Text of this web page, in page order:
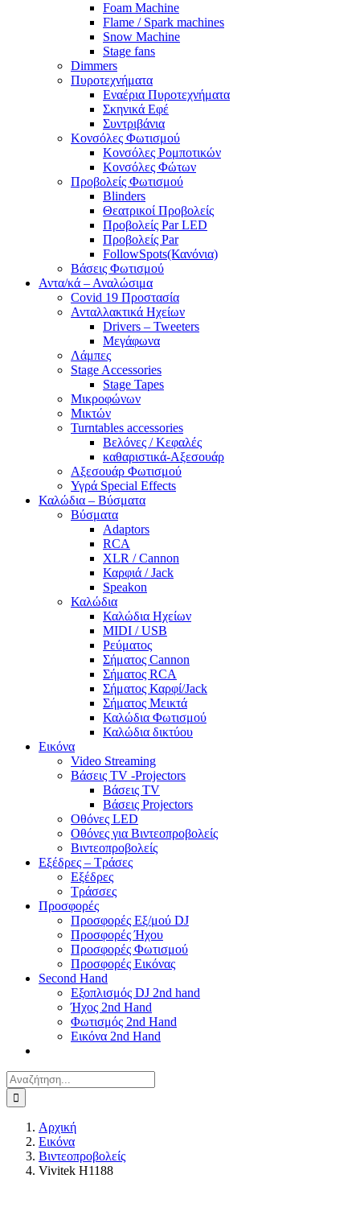
Foam Machine
Flame / Spark machines
Snow Machine
Stage fans
Dimmers
Πυροτεχνήματα
Εναέρια Πυροτεχνήματα
Σκηνικά Εφέ
Συντριβάνια
Κονσόλες Φωτισμού
Κονσόλες Ρομποτικών
Κονσόλες Φώτων
Προβολείς Φωτισμού
Blinders
Θεατρικοί Προβολείς
Προβολείς Par LED
Προβολείς Par
FollowSpots(Κανόνια)
Βάσεις Φωτισμού
Αντα/κά – Αναλώσιμα
Covid 19 Προστασία
Ανταλλακτικά Ηχείων
Drivers – Tweeters
Μεγάφωνα
Λάμπες
Stage Accessories
Stage Tapes
Μικροφώνων
Μικτών
Turntables accessories
Βελόνες / Κεφαλές
καθαριστικά-Αξεσουάρ
Αξεσουάρ Φωτισμού
Υγρά Special Effects
Καλώδια – Βύσματα
Βύσματα
Adaptors
RCA
XLR / Cannon
Καρφιά / Jack
Speakon
Καλώδια
Καλώδια Ηχείων
MIDI / USB
Ρεύματος
Σήματος Cannon
Σήματος RCA
Σήματος Καρφί/Jack
Σήματος Μεικτά
Καλώδια Φωτισμού
Καλώδια δικτύου
Εικόνα
Video Streaming
Βάσεις TV -Projectors
Βάσεις TV
Βάσεις Projectors
Οθόνες LED
Οθόνες για Βιντεοπροβολείς
Βιντεοπροβολείς
Εξέδρες – Τράσες
Εξέδρες
Τράσσες
Προσφορές
Προσφορές Εξ/μού DJ
Προσφορές Ήχου
Προσφορές Φωτισμού
Προσφορές Εικόνας
Second Hand
Εξοπλισμός DJ 2nd hand
Ήχος 2nd Hand
Φωτισμός 2nd Hand
Εικόνα 2nd Hand
Αναζήτηση
για:
Αρχική
Εικόνα
Βιντεοπροβολείς
Vivitek H1188